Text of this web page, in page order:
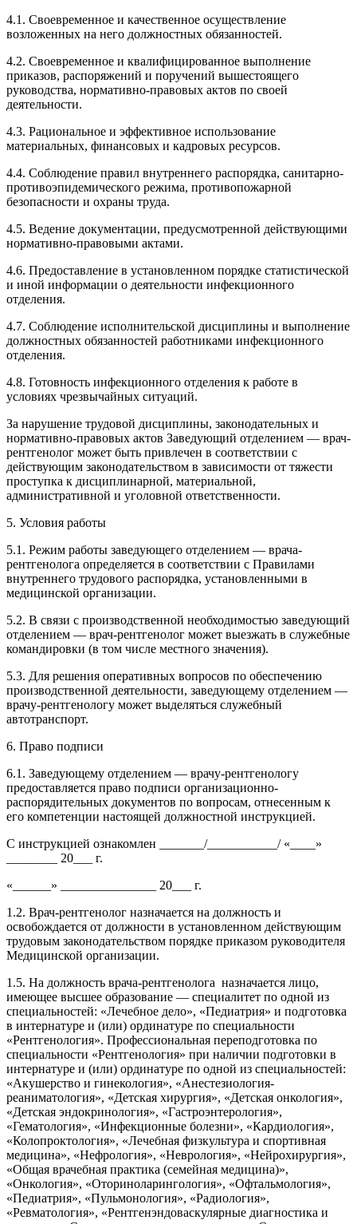
4.1. Своевременное и качественное осуществление
возложенных на него должностных обязанностей.
4.2. Своевременное и квалифицированное выполнение
приказов, распоряжений и поручений вышестоящего
руководства, нормативно-правовых актов по своей
деятельности.
4.3. Рациональное и эффективное использование
материальных, финансовых и кадровых ресурсов.
4.4. Соблюдение правил внутреннего распорядка, санитарно-
противоэпидемического режима, противопожарной
безопасности и охраны труда.
4.5. Ведение документации, предусмотренной действующими
нормативно-правовыми актами.
4.6. Предоставление в установленном порядке статистической
и иной информации о деятельности инфекционного
отделения.
4.7. Соблюдение исполнительской дисциплины и выполнение
должностных обязанностей работниками инфекционного
отделения.
4.8. Готовность инфекционного отделения к работе в
условиях чрезвычайных ситуаций.
За нарушение трудовой дисциплины, законодательных и
нормативно-правовых актов Заведующий отделением — врач-
рентгенолог может быть привлечен в соответствии с
действующим законодательством в зависимости от тяжести
проступка к дисциплинарной, материальной,
административной и уголовной ответственности.
5. Условия работы
5.1. Режим работы заведующего отделением — врача-
рентгенолога определяется в соответствии с Правилами
внутреннего трудового распорядка, установленными в
медицинской организации.
5.2. В связи с производственной необходимостью заведующий
отделением — врач-рентгенолог может выезжать в служебные
командировки (в том числе местного значения).
5.3. Для решения оперативных вопросов по обеспечению
производственной деятельности, заведующему отделением —
врачу-рентгенологу может выделяться служебный
автотранспорт.
6. Право подписи
6.1. Заведующему отделением — врачу-рентгенологу
предоставляется право подписи организационно-
распорядительных документов по вопросам, отнесенным к
его компетенции настоящей должностной инструкцией.
С инструкцией ознакомлен _______/___________/ «____»
________ 20_­­__ г.
«______» _______________ 20___ г.
1.2. Врач-рентгенолог назначается на должность и
освобождается от должности в установленном действующим
трудовым законодательством порядке приказом руководителя
Медицинской организации.
1.5. На должность врача-рентгенолога назначается лицо,
имеющее высшее образование — специалитет по одной из
специальностей: «Лечебное дело», «Педиатрия» и подготовка
в интернатуре и (или) ординатуре по специальности
«Рентгенология». Профессиональная переподготовка по
специальности «Рентгенология» при наличии подготовки в
интернатуре и (или) ординатуре по одной из специальностей:
«Акушерство и гинекология», «Анестезиология-
реаниматология», «Детская хирургия», «Детская онкология»,
«Детская эндокринология», «Гастроэнтерология»,
«Гематология», «Инфекционные болезни», «Кардиология»,
«Колопроктология», «Лечебная физкультура и спортивная
медицина», «Нефрология», «Неврология», «Нейрохирургия»,
«Общая врачебная практика (семейная медицина)»,
«Онкология», «Оториноларингология», «Офтальмология»,
«Педиатрия», «Пульмонология», «Радиология»,
«Ревматология», «Рентгенэндоваскулярные диагностика и